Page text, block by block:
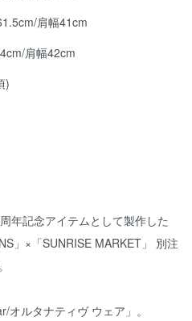
肩幅41cm
肩幅42cm
)
年記念アイテムとして製作した
」×「SUNRISE MARKET」 別注
ルタナティヴ ウェア」。